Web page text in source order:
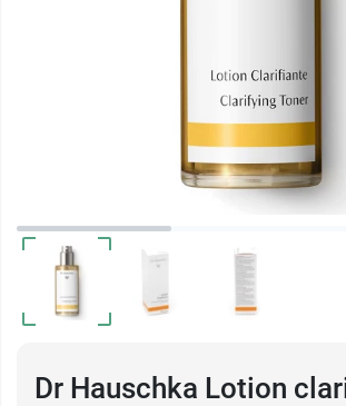
Dr Hauschka Lotion